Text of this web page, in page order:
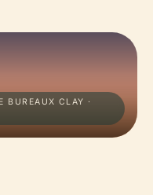
BUREAUX CLAY ·